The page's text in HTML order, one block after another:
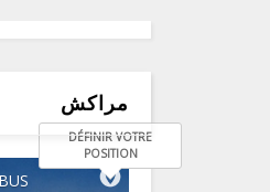
مراكش
DÉFINIR VOTRE
POSITION